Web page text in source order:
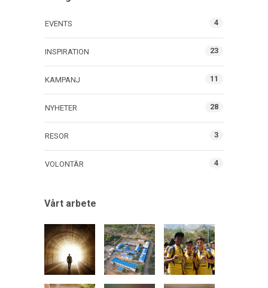
EVENTS 4
INSPIRATION 23
KAMPANJ 11
NYHETER 28
RESOR 3
VOLONTÄR 4
Vårt arbete